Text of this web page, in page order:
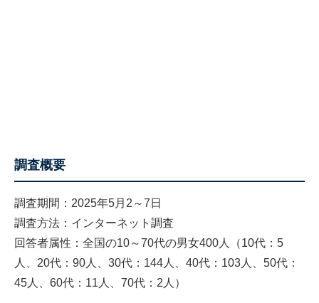
調査概要
調査期間：2025年5月2～7日
調査方法：インターネット調査
回答者属性：全国の10～70代の男女400人（10代：5
人、20代：90人、30代：144人、40代：103人、50代：
45人、60代：11人、70代：2人）